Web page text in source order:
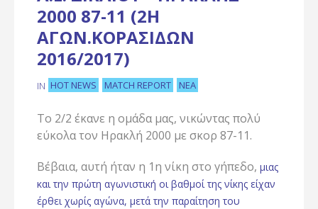
2000 87-11 (2Η
ΑΓΩΝ.ΚΟΡΑΣΊΔΩΝ
2016/2017)
IN HOT NEWS MATCH REPORT ΝΈΑ
Το 2/2 έκανε η ομάδα μας, νικώντας πολύ
εύκολα τον Ηρακλή 2000 με σκορ 87-11.
Βέβαια, αυτή ήταν η 1η νίκη στο γήπεδο, μιας
και την πρώτη αγωνιστική οι βαθμοί της νίκης είχαν
έρθει χωρίς αγώνα, μετά την παραίτηση του